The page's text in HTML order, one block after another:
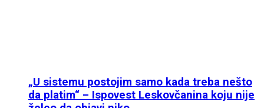
„U sistemu postojim samo kada treba nešto
da platim“ – Ispovest Leskovčanina koju nije